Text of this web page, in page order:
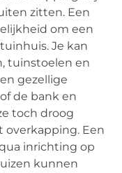
zitten. Een
om een
Je kan
tuinstoelen en
gezellige
de bank en
toch droog
Een
inrichting op
kunnen